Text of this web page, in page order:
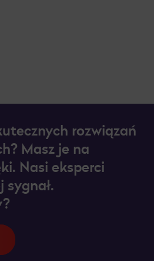
rozwiązań
Masz je na
Nasi eksperci
sygnał.